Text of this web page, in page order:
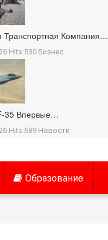
Транспортная Компания…
Hits:530 Бизнес
35 Впервые…
Hits:689 Новости
Образование